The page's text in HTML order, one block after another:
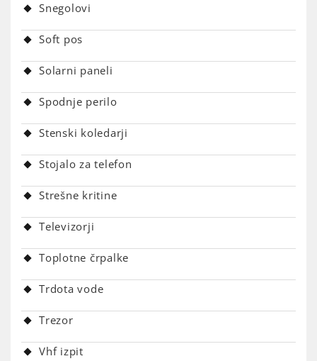
Snegolovi
Soft pos
Solarni paneli
Spodnje perilo
Stenski koledarji
Stojalo za telefon
Strešne kritine
Televizorji
Toplotne črpalke
Trdota vode
Trezor
Vhf izpit